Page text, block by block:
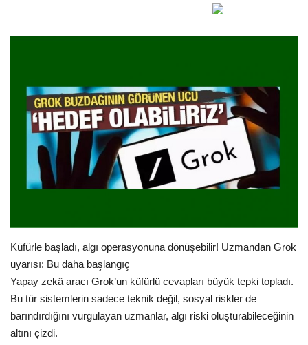
Gündem
Tekno Bilim
Ekonomi
Galeriler
Yaşam
Künye
Küfürle başladı, algı operasyonuna dönüşebilir! Uzmandan Grok
uyarısı: Bu daha başlangıç
Yapay zekâ aracı Grok’un küfürlü cevapları büyük tepki topladı.
Bu tür sistemlerin sadece teknik değil, sosyal riskler de
barındırdığını vurgulayan uzmanlar, algı riski oluşturabileceğinin
altını çizdi.